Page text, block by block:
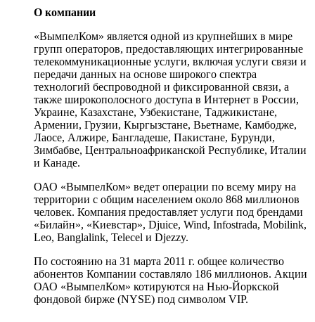
О компании
«ВымпелКом» является одной из крупнейших в мире
групп операторов, предоставляющих интегрированные
телекоммуникационные услуги, включая услуги связи и
передачи данных на основе широкого спектра
технологий беспроводной и фиксированной связи, а
также широкополосного доступа в Интернет в России,
Украине, Казахстане, Узбекистане, Таджикистане,
Армении, Грузии, Кыргызстане, Вьетнаме, Камбодже,
Лаосе, Алжире, Бангладеше, Пакистане, Бурунди,
Зимбабве, Центральноафриканской Республике, Италии
и Канаде.
ОАО «ВымпелКом» ведет операции по всему миру на
территории с общим населением около 868 миллионов
человек. Компания предоставляет услуги под брендами
«Билайн», «Киевстар», Djuice, Wind, Infostrada, Mobilink,
Leo, Banglalink, Telecel и Djezzy.
По состоянию на 31 марта 2011 г. общее количество
абонентов Компании составляло 186 миллионов. Акции
ОАО «ВымпелКом» котируются на Нью-Йоркской
фондовой бирже (NYSE) под символом VIP.